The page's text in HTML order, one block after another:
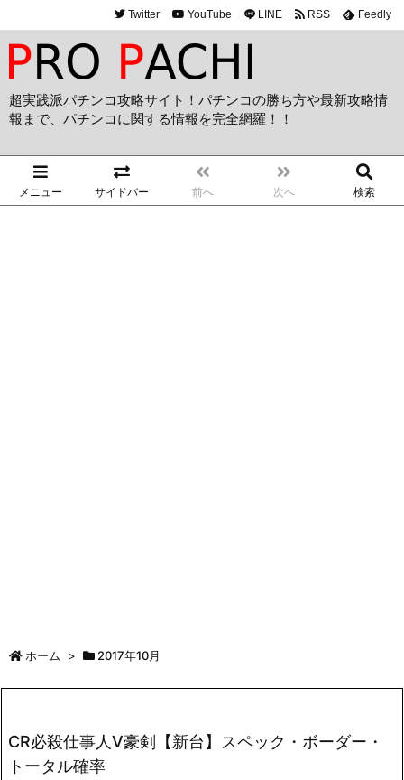
超実践派パチンコ攻略サイト！パチンコの勝ち方や最新攻略情
報まで、パチンコに関する情報を完全網羅！！
メニュー サイドバー 前へ 次へ 検索
Twitter YouTube LINE RSS Feedly
ホーム > 2017年10月
CR必殺仕事人Ⅴ豪剣【新台】スペック・ボーダー・
トータル確率